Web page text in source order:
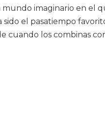
imaginario en
el pasatiempo
los combinas